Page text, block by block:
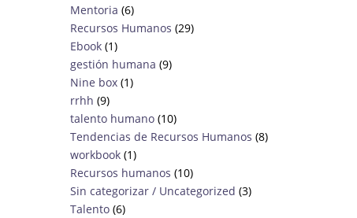
Mentoria (6)
Recursos Humanos (29)
Ebook(1)
gestión humana (9)
Nine box(1)
rrhh (9)
talento humano(10)
Tendencias de Recursos Humanos (8)
workbook(1)
Recursos humanos (10)
Sin categorizar / Uncategorized (3)
Talento(6)